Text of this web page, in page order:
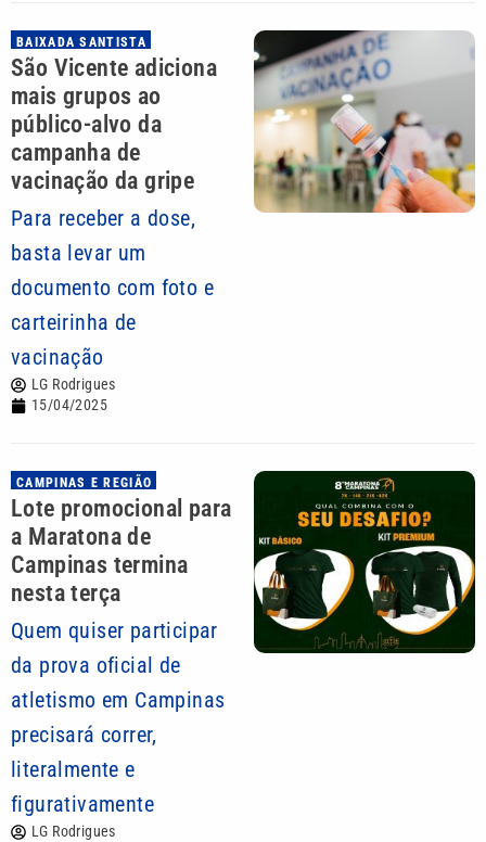
BAIXADA SANTISTA
São Vicente adiciona
mais grupos ao
público-alvo da
campanha de
vacinação da gripe
Para receber a dose,
basta levar um
documento com foto e
carteirinha de
vacinação
LG Rodrigues
15/04/2025
CAMPINAS E REGIÃO
Lote promocional para
a Maratona de
Campinas termina
nesta terça
Quem quiser participar
da prova oficial de
atletismo em Campinas
precisará correr,
literalmente e
figurativamente
LG Rodrigues